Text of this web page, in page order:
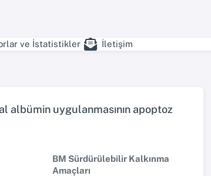
ve İstatistikler İletişim
albümin uygulanmasının apoptoz
BM Sürdürülebilir Kalkınma
Amaçları